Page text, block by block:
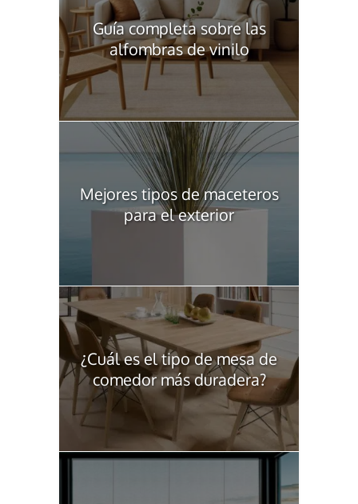
Guía completa sobre las
alfombras de vinilo
Mejores tipos de maceteros
para el exterior
¿Cuál es el tipo de mesa de
comedor más duradera?